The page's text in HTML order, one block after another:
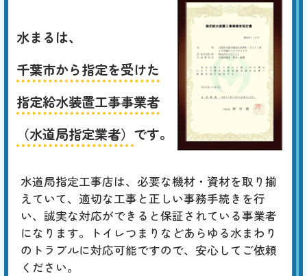
水まるは、
千葉市から指定を受けた
指定給水装置工事事業者
（水道局指定業者） です。
水道局指定工事店は、必要な機材・資材を取り揃
えていて、適切な工事と正しい事務手続きを行
い、誠実な対応ができると保証されている事業者
になります。トイレつまりなどあらゆる水まわり
のトラブルに対応可能ですので、安心してご依頼
ください。